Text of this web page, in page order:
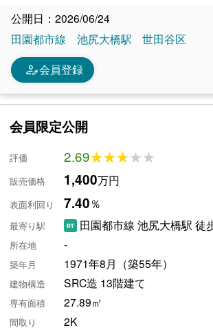
公開日：2026/06/24
田園都市線
池尻大橋駅 世田谷区
person_edit会員登録
会員限定公開
評価 2.69★★★★★
★★★★★
販売価格 1,400万円
表面利回り 7.40％
最寄り駅 田園都市線 池尻大橋駅 徒
所在地 -
築年月 1971年8月（築55年）
建物構造 SRC造 13階建て
専有面積 27.89㎡
間取り 2K